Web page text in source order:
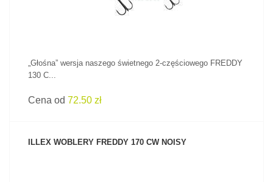
„Głośna” wersja naszego świetnego 2-częściowego FREDDY
130 C...
Cena od 72.50 zł
ILLEX WOBLERY FREDDY 170 CW NOISY